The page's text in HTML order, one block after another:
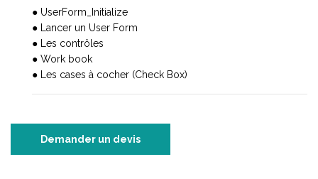
● UserForm_Initialize
● Lancer un User Form
● Les contrôles
● Work book
● Les cases à cocher (Check Box)
Demander un devis